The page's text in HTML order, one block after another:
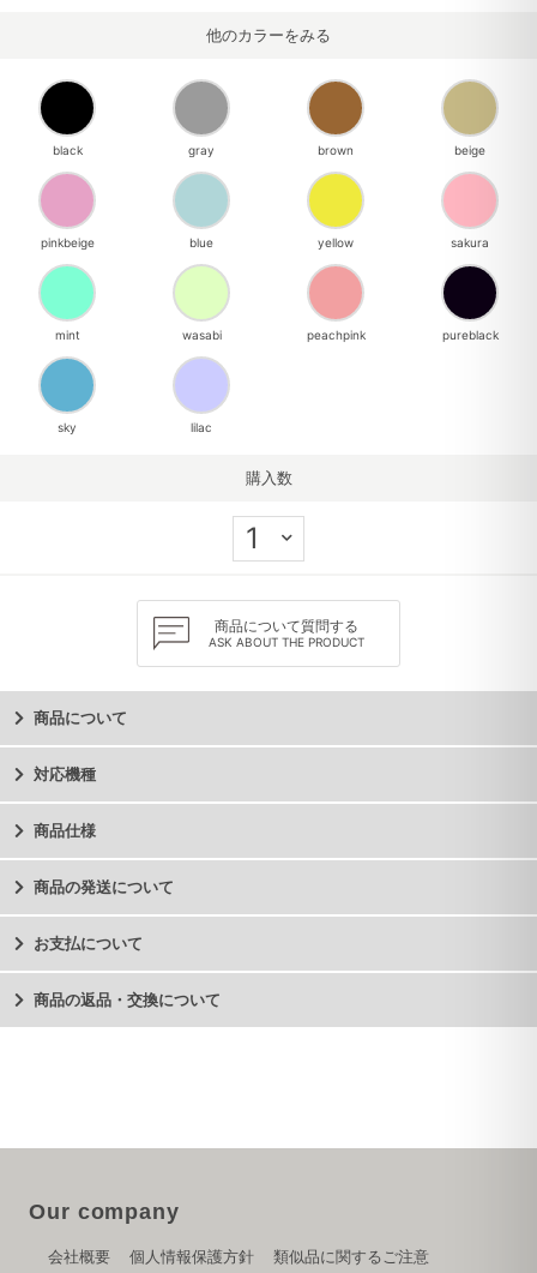
他のカラーをみる
black gray brown beige
pinkbeige blue yellow sakura
mint wasabi peachpink pureblack
sky lilac
購入数
商品について質問する
ASK ABOUT THE PRODUCT
商品について
対応機種
商品仕様
商品の発送について
お支払について
商品の返品・交換について
Our company
会社概要 個人情報保護方針 類似品に関するご注意